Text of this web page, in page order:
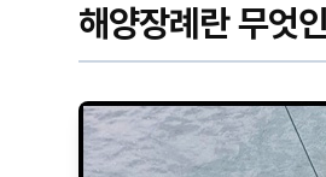
해양장례란 무엇